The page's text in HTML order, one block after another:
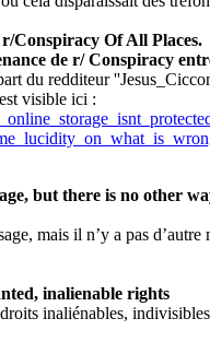
Conspiracy Of All Places.
de r/ Conspiracy
du redditeur
visible ici :
but there is no other
mais il n’y a pas
inalienable rights
inaliénables,